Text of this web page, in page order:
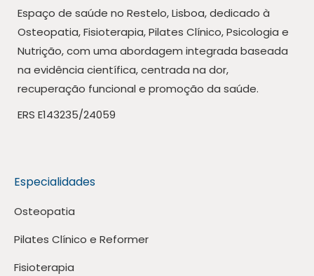
Espaço de saúde no Restelo, Lisboa, dedicado à
Osteopatia, Fisioterapia, Pilates Clínico, Psicologia e
Nutrição, com uma abordagem integrada baseada
na evidência científica, centrada na dor,
recuperação funcional e promoção da saúde.
ERS E143235/24059
Especialidades
Osteopatia
Pilates Clínico e Reformer
Fisioterapia